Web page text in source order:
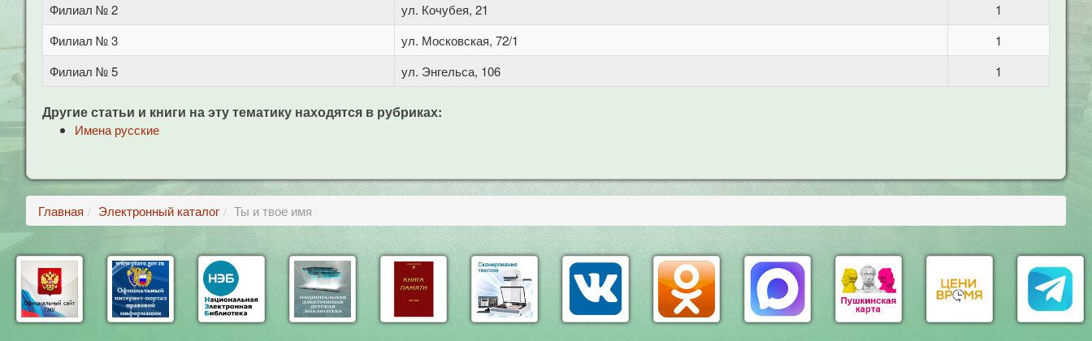
Филиал № 2
ул. Кочубея, 21
1
Филиал № 3
ул. Московская, 72/1
1
Филиал № 5
ул. Энгельса, 106 1
Другие статьи и книги на эту тематику находятся в рубриках:
Имена русские
Главная Электронный каталог Ты и твое имя